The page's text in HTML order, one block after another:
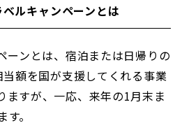
ルキャンペーンとは
ーンとは、宿泊または日帰りの
額を国が支援してくれる事業
ますが、一応、来年の1月末ま
。